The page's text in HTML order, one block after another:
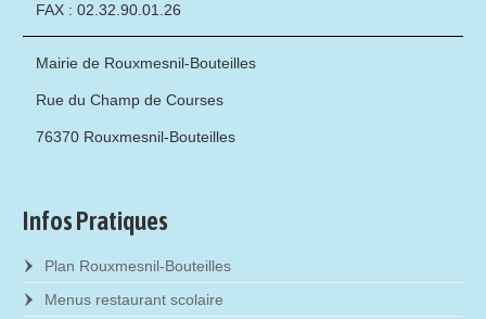
FAX : 02.32.90.01.26
Mairie de Rouxmesnil-Bouteilles
Rue du Champ de Courses
76370 Rouxmesnil-Bouteilles
Infos Pratiques
Plan Rouxmesnil-Bouteilles
Menus restaurant scolaire